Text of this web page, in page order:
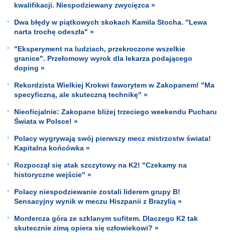
kwalifikacji. Niespodziewany zwycięzca »
Dwa błędy w piątkowych skokach Kamila Stocha. "Lewa
narta trochę odeszła" »
"Eksperyment na ludziach, przekroczone wszelkie
granice". Przełomowy wyrok dla lekarza podającego
doping »
Rekordzista Wielkiej Krokwi faworytem w Zakopanem! "Ma
specyficzną, ale skuteczną technikę" »
Nieoficjalnie: Zakopane bliżej trzeciego weekendu Pucharu
Świata w Polsce! »
Polacy wygrywają swój pierwszy mecz mistrzostw świata!
Kapitalna końcówka »
Rozpoczął się atak szczytowy na K2! "Czekamy na
historyczne wejście" »
Polacy niespodziewanie zostali liderem grupy B!
Sensacyjny wynik w meczu Hiszpanii z Brazylią »
Mordercza góra ze szklanym sufitem. Dlaczego K2 tak
skutecznie zimą opiera się człowiekowi? »